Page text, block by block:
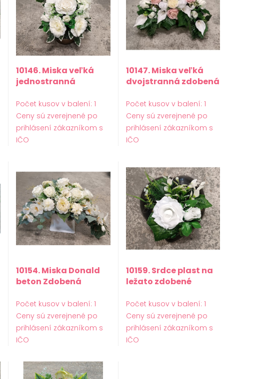
10146. Miska veľká
jednostranná
Počet kusov v balení: 1
Ceny sú zverejnené po
prihlásení zákazníkom s
IČO
10147. Miska veľká
dvojstranná zdobená
Počet kusov v balení: 1
Ceny sú zverejnené po
prihlásení zákazníkom s
IČO
10154. Miska Donald
beton Zdobená
Počet kusov v balení: 1
Ceny sú zverejnené po
prihlásení zákazníkom s
IČO
10159. Srdce plast na
ležato zdobené
Počet kusov v balení: 1
Ceny sú zverejnené po
prihlásení zákazníkom s
IČO